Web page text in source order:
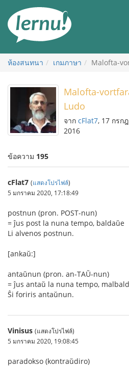
สารบัญ
ห้องสนทนา เกมภาษา Malofta-
Malofta-
Ludo
จาก cFlat7, 17 กรก
2016
ข้อความ 195
cFlat7 (แสดงโปรไฟล์)
5 มกราคม 2020, 17:18:49
postnun (pron. POST-nun)
= ĵus post la nuna tempo, baldaŭe
Li alvenos postnun.
[ankaŭ:]
antaŭnun (pron. an-TAŬ-nun)
= ĵus antaŭ la nuna tempo,
Ŝi foriris antaŭnun.
Vinisus (แสดงโปรไฟล์)
5 มกราคม 2020, 19:08:45
paradokso (kontraŭdiro)